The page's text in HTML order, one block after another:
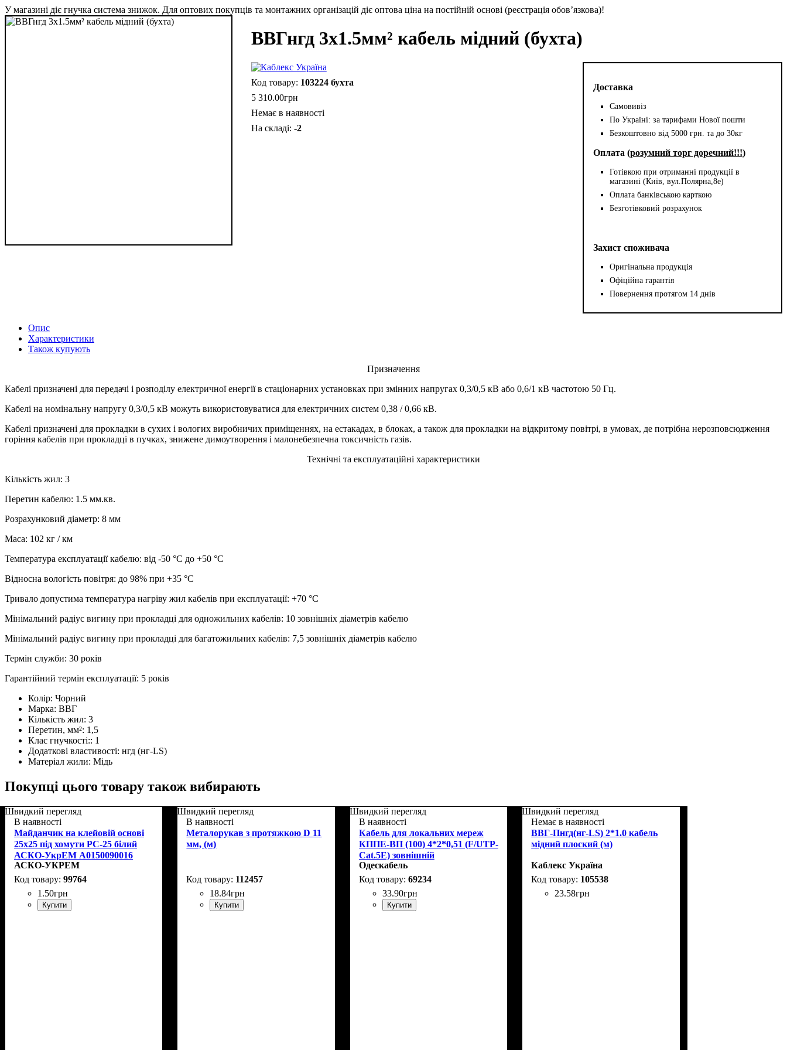
У магазині діє гнучка система знижок. Для оптових покупців та монтажних організацій діє оптова ціна на постійній основі (реєстрація обов’язкова)!
ВВГнгд 3х1.5мм² кабель мідний (бухта)
Доставка
Самовивіз
По Україні: за тарифами Нової пошти
Безкоштовно від 5000 грн. та до 30кг
Оплата (розумний торг доречний!!!)
Готівкою при отриманні продукції в
магазині (Київ, вул.Полярна,8е)
Оплата банківською карткою
Безготівковий розрахунок
Захист споживача
Оригінальна продукція
Офіційна гарантія
Повернення протягом 14 днів
103224 бухта
5 310.00грн
Немає в наявності
-2
Опис
Характеристики
Також купують
Призначення
Кабелі призначені для передачі і розподілу електричної енергії в стаціонарних установках при змінних напругах 0,3/0,5 кВ або 0,6/1 кВ частотою 50 Гц.
Кабелі на номінальну напругу 0,3/0,5 кВ можуть використовуватися для електричних систем 0,38 / 0,66 кВ.
Кабелі призначені для прокладки в сухих і вологих виробничих приміщеннях, на естакадах, в блоках, а також для прокладки на відкритому повітрі, в умовах, де потрібна нерозповсюдження
горіння кабелів при прокладці в пучках, знижене димоутворення і малонебезпечна токсичність газів.
Технічні та експлуатаційні характеристики
Кількість жил: 3
Перетин кабелю: 1.5 мм.кв.
Розрахунковий діаметр: 8 мм
Маса: 102 кг / км
Температура експлуатації кабелю: від -50 °С до +50 °С
Відносна вологість повітря: до 98% при +35 °С
Тривало допустима температура нагріву жил кабелів при експлуатації: +70 °С
Мінімальний радіус вигину при прокладці для одножильних кабелів: 10 зовнішніх діаметрів кабелю
Мінімальний радіус вигину при прокладці для багатожильних кабелів: 7,5 зовнішніх діаметрів кабелю
Термін служби: 30 років
Гарантійний термін експлуатації: 5 років
Колір: Чорний
Марка: ВВГ
Кількість жил: 3
Перетин, мм²: 1,5
Клас гнучкості:: 1
Додаткові властивості: нгд (нг-LS)
Матеріал жили: Мідь
Покупці цього товару також вибирають
Швидкий перегляд
В наявності
Майданчик на клейовій основі
25х25 під хомути PC-25 білий
АСКО-УкрЕМ A0150090016
АСКО-УКРЕМ
99764
1 .50грн
Купити
Швидкий перегляд
В наявності
Металорукав з протяжкою D 11
мм, (м)
112457
18.84грн
Купити
Швидкий перегляд
В наявності
Кабель для локальних мереж
КППЕ-ВП (100) 4*2*0,51 (F/UTP-
Cat.5E) зовнішній
Одескабель
69234
33.90грн
Купити
Швидкий перегляд
Немає в наявності
ВВГ-Пнгд(нг-LS) 2*1.0 кабель
мідний плоский (м)
Каблекс Україна
105538
23.58грн